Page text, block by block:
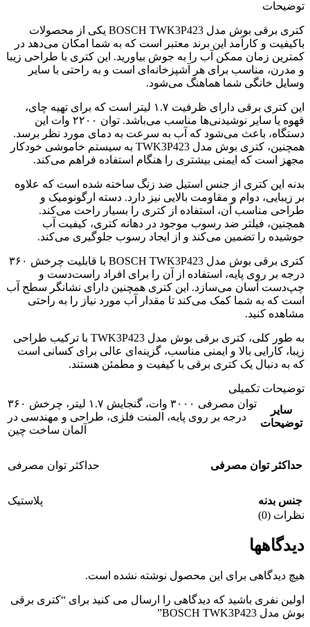
توضیحات
کتری برقی بوش مدل BOSCH TWK3P423 یکی از محصولات
باکیفیت و کارآمد این برند معتبر است که به شما امکان می‌دهد در
کمترین زمان ممکن آب را به جوش بیاورید. این کتری با طراحی زیبا
و مدرن، مناسب برای هر آشپزخانه‌ای است و به راحتی با سایر
وسایل خانگی شما هماهنگ می‌شود.
این کتری برقی دارای ظرفیت ۱.۷ لیتر است که برای تهیه چای،
قهوه یا سایر نوشیدنی‌ها مناسب می‌باشد. توان ۲۲۰۰ وات این
دستگاه، باعث می‌شود که آب به سرعت به دمای مورد نظر برسد.
همچنین، کتری بوش مدل TWK3P423 به سیستم خاموشی خودکار
مجهز است که ایمنی بیشتری را هنگام استفاده فراهم می‌کند.
بدنه این کتری از جنس استیل ضد زنگ ساخته شده است که علاوه
بر زیبایی، دوام و مقاومت بالایی نیز دارد. دسته ارگونومیک و
طراحی مناسب آن، استفاده از کتری را بسیار راحت می‌کند.
همچنین، فیلتر ضد رسوب موجود در دهانه کتری، کیفیت آب
جوشیده را تضمین می‌کند و از ایجاد رسوب جلوگیری می‌کند.
کتری برقی بوش مدل BOSCH TWK3P423 با قابلیت چرخش ۳۶۰
درجه بر روی پایه، استفاده از آن را برای افراد راست‌دست و
چپ‌دست آسان می‌سازد. این کتری همچنین دارای نشانگر سطح آب
است که به شما کمک می‌کند تا مقدار آب مورد نیاز را به راحتی
مشاهده کنید.
به طور کلی، کتری برقی بوش مدل TWK3P423 با ترکیب طراحی
زیبا، کارایی بالا و ایمنی مناسب، گزینه‌ای عالی برای کسانی است
که به دنبال یک کتری برقی با کیفیت و مطمئن هستند.
توضیحات تکمیلی
سایر
توضیحات
توان مصرفی ۳۰۰۰ وات، گنجایش ۱.۷ لیتر، چرخش ۳۶۰
درجه بر روی پایه، المنت فلزی، طراحی و مهندسی در
آلمان ساخت چین
حداکثر توان مصرفی حداکثر توان مصرفی
جنس بدنه
پلاستیک
نظرات (0)
دیدگاهها
هیچ دیدگاهی برای این محصول نوشته نشده است.
اولین نفری باشید که دیدگاهی را ارسال می کنید برای “کتری برقی
بوش مدل BOSCH TWK3P423”